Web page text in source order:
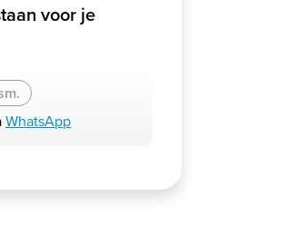
voor je
WhatsApp